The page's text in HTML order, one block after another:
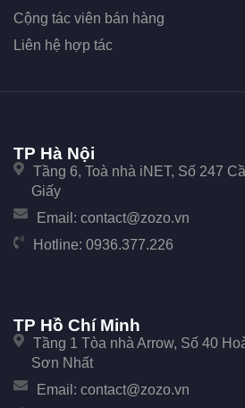
Cộng tác viên bán hàng
Liên hệ hợp tác
TP Hà Nội
Tầng 6, Toà nhà iNET, Số 247
Giấy
Email: contact@zozo.vn
Hotline: 0936.377.226
TP Hồ Chí Minh
Tầng 1 Tòa nhà Arrow, Số 40
Sơn Nhất
Email: contact@zozo.vn